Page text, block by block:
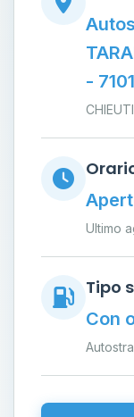
-
Ultimo
Tipo
Con